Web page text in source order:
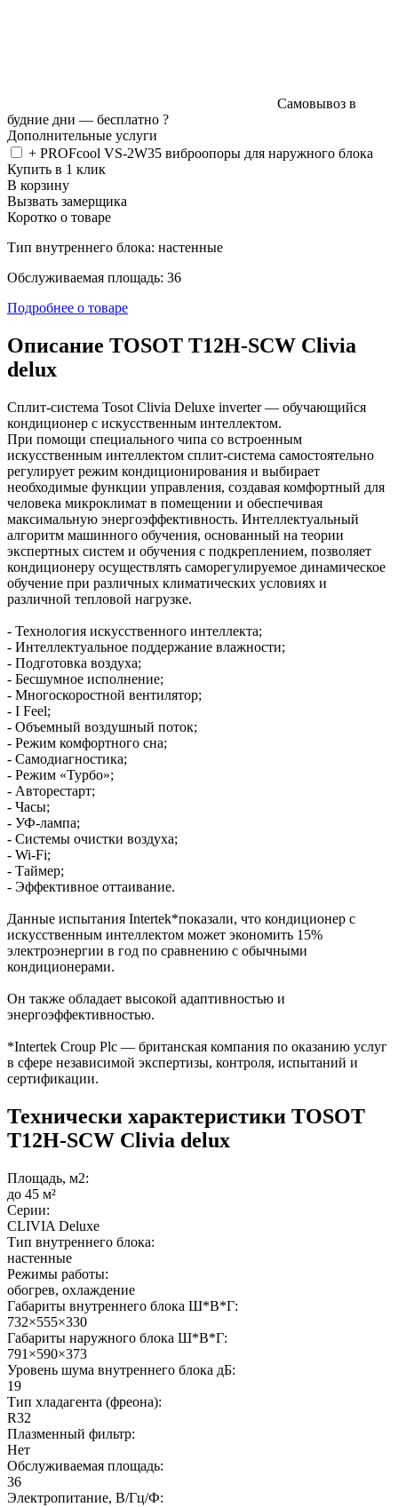
Самовывоз в
будние дни — бесплатно ?
Дополнительные услуги
+ PROFcool VS-2W35 виброопоры для наружного блока
Купить в 1 клик
В корзину
Вызвать замерщика
Коротко о товаре
Тип внутреннего блока: настенные
Обслуживаемая площадь: 36
Подробнее о товаре
Описание TOSOT T12H-SCW Clivia
delux
Сплит-система Tosot Clivia Deluxe inverter — обучающийся
кондиционер с искусственным интеллектом.
При помощи специального чипа со встроенным
искусственным интеллектом сплит-система самостоятельно
регулирует режим кондиционирования и выбирает
необходимые функции управления, создавая комфортный для
человека микроклимат в помещении и обеспечивая
максимальную энергоэффективность. Интеллектуальный
алгоритм машинного обучения, основанный на теории
экспертных систем и обучения с подкреплением, позволяет
кондиционеру осуществлять саморегулируемое динамическое
обучение при различных климатических условиях и
различной тепловой нагрузке.
- Технология искусственного интеллекта;
- Интеллектуальное поддержание влажности;
- Подготовка воздуха;
- Бесшумное исполнение;
- Многоскоростной вентилятор;
- I Feel;
- Объемный воздушный поток;
- Режим комфортного сна;
- Самодиагностика;
- Режим «Турбо»;
- Авторестарт;
- Часы;
- УФ-лампа;
- Системы очистки воздуха;
- Wi-Fi;
- Таймер;
- Эффективное оттаивание.
Данные испытания Intertek*показали, что кондиционер с
искусственным интеллектом может экономить 15%
электроэнергии в год по сравнению с обычными
кондиционерами.
Он также обладает высокой адаптивностью и
энергоэффективностью.
*Intertek Croup Plc — британская компания по оказанию услуг
в сфере независимой экспертизы, контроля, испытаний и
сертификации.
Технически характеристики TOSOT
T12H-SCW Clivia delux
Площадь, м2:
до 45 м²
Серии:
CLIVIA Deluxe
Тип внутреннего блока:
настенные
Режимы работы:
обогрев, охлаждение
Габариты внутреннего блока Ш*В*Г:
732×555×330
Габариты наружного блока Ш*В*Г:
791×590×373
Уровень шума внутреннего блока дБ:
19
Тип хладагента (фреона):
R32
Плазменный фильтр:
Нет
Обслуживаемая площадь:
36
Электропитание, В/Гц/Ф: